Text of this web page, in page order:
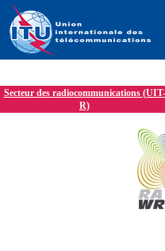
Secteur des radiocommunications (UIT-
R)